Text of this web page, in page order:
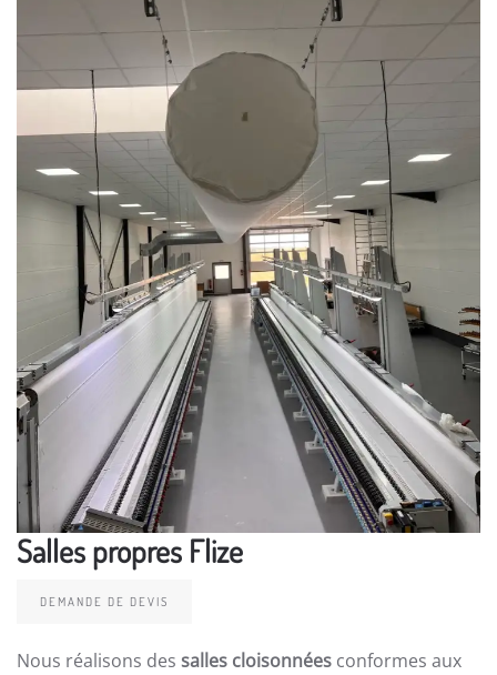
Salles propres Flize
DEMANDE DE DEVIS
Nous réalisons des salles cloisonnées conformes aux